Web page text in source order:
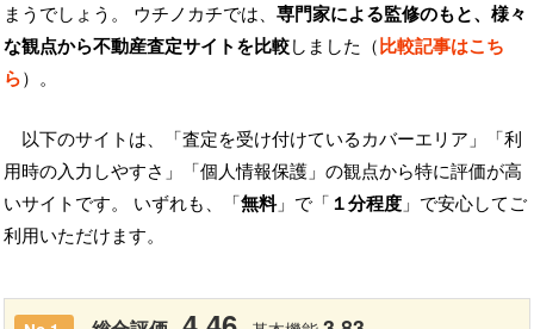
まうでしょう。 ウチノカチでは、 専門家による監修のもと、様々
な観点から不動産査定サイトを比較しました（比較記事はこち
ら）。
以下のサイトは、「査定を受け付けているカバーエリア」「利
用時の入力しやすさ」「個人情報保護」の観点から特に評価が高
いサイトです。 いずれも、「無料」で「 １分程度 」で安心してご
利用いただけます。